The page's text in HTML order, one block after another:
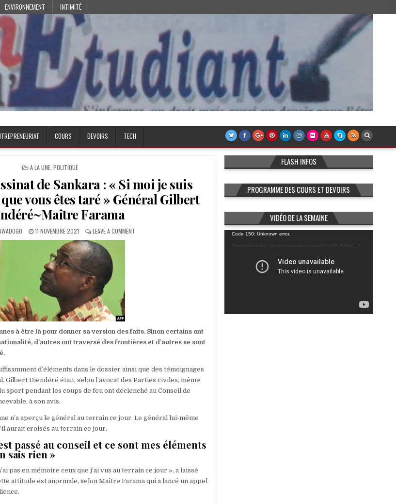
ENVIRONNEMENT INTIMITÉ
COURS DEVOIRS TECH
POSTED
A LA UNE ,POLITIQUE
de Sankara : « Si moi je suis
vous êtes taré » Général Gilbert
Farama
PUBLISHED
DATE:
11 NOVEMBRE 2021 LEAVE A COMMENTON
BOUCHÉ,
JE
DIRAIS
ÊTES
TARÉ »
GÉNÉRAL
GILBERT
à être là pour donner sa version des faits. Sinon certains ont
d’autres ont traversé des frontières et d’autres se sont
d’éléments dans le dossier ainsi que des témoignages
Gilbert Diendéré était, selon l’avocat des Parties civiles, même
sport pendant les coups de feu ont déclenché au Conseil de
à son avis.
n’a aperçu le général au terrain ce jour. Le général lui-même
aurait croisés au terrain ce jour.
passé au conseil et ce sont mes éléments
sais rien »
pas en mémoire ceux que j’ai vus au terrain ce jour », a laissé
attitude est anormale, selon Maître Farama qui a lancé un appel
FLASH INFOS
PROGRAMME DES COURS ET DEVOIRS
VIDÉO DE LA SEMAINE
Lecteur
vidéo
Code 150: Unknown error.
Télécharger le fichier: https://www.youtube.com/watch?v=U_MN_YL99Ig&_=1